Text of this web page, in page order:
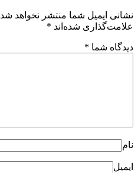
نشانی ایمیل شما منتشر نخواهد شد.
علامت‌گذاری شده‌اند *
دیدگاه شما *
نام
ایمیل